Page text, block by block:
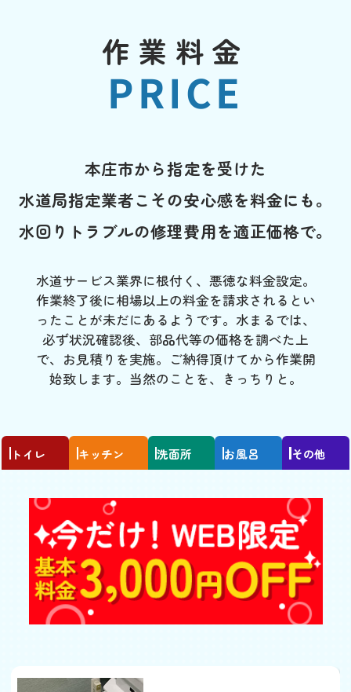
作業料金
PRICE
本庄市から指定を受けた
水道局指定業者こその安心感を料金にも。
水回りトラブルの修理費用を適正価格で。
水道サービス業界に根付く、悪徳な料金設定。
作業終了後に相場以上の料金を請求されるとい
ったことが未だにあるようです。水まるでは、
必ず状況確認後、部品代等の価格を調べた上
で、お見積りを実施。ご納得頂けてから作業開
始致します。当然のことを、きっちりと。
トイレ キッチン 洗面所 お風呂 その他